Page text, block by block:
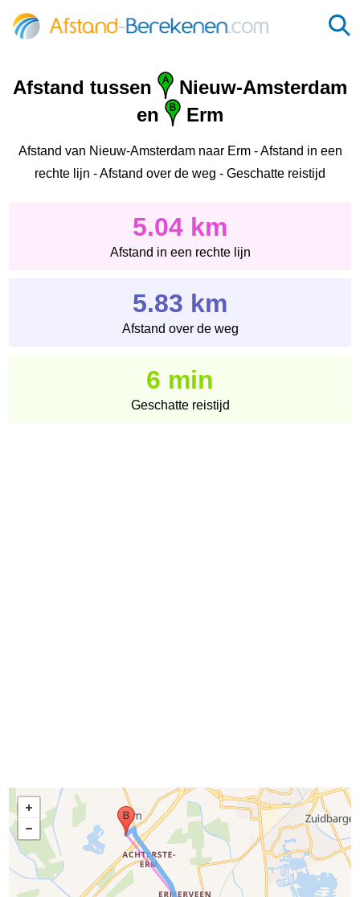
Afstand tussen
Nieuw-Amsterdam
en
Erm
Afstand van Nieuw-Amsterdam naar Erm - Afstand in een
rechte lijn - Afstand over de weg - Geschatte reistijd
5.04 km
Afstand in een rechte lijn
5.83 km
Afstand over de weg
6 min
Geschatte reistijd